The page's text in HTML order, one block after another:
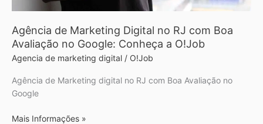
Agência de Marketing Digital no RJ com Boa
Avaliação no Google: Conheça a O!Job
Agencia de marketing digital / O!Job
Agência de Marketing digital no RJ com Boa Avaliação no
Google
Google:
Conheça
a
O!Job
Mais Informações »